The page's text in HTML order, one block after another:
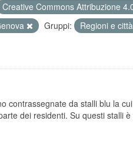
Creative Commons Attribuzione
Gruppi: Regioni e città
contrassegnate da stalli blu la
dei residenti. Su questi stalli